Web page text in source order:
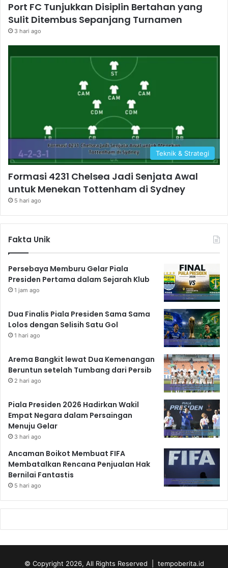
Port FC Tunjukkan Disiplin Bertahan yang
Sulit Ditembus Sepanjang Turnamen
3 hari ago
Teknik & Strategi
Formasi 4231 Chelsea Jadi Senjata Awal
untuk Menekan Tottenham di Sydney
5 hari ago
Fakta Unik
Persebaya Memburu Gelar Piala
Presiden Pertama dalam Sejarah Klub
1 jam ago
Dua Finalis Piala Presiden Sama Sama
Lolos dengan Selisih Satu Gol
1 hari ago
Arema Bangkit lewat Dua Kemenangan
Beruntun setelah Tumbang dari Persib
2 hari ago
Piala Presiden 2026 Hadirkan Wakil
Empat Negara dalam Persaingan
Menuju Gelar
3 hari ago
Ancaman Boikot Membuat FIFA
Membatalkan Rencana Penjualan Hak
Bernilai Fantastis
5 hari ago
© Copyright 2026, All Rights Reserved | tempoberita.id